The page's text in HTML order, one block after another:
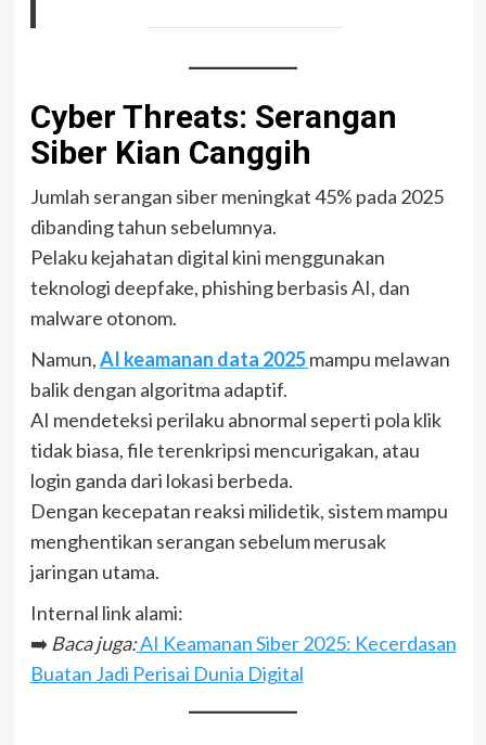
Cyber Threats: Serangan
Siber Kian Canggih
Jumlah serangan siber meningkat 45% pada 2025
dibanding tahun sebelumnya.
Pelaku kejahatan digital kini menggunakan
teknologi deepfake, phishing berbasis AI, dan
malware otonom.
Namun,AI keamanan data 2025 mampu melawan
balik dengan algoritma adaptif.
AI mendeteksi perilaku abnormal seperti pola klik
tidak biasa, file terenkripsi mencurigakan, atau
login ganda dari lokasi berbeda.
Dengan kecepatan reaksi milidetik, sistem mampu
menghentikan serangan sebelum merusak
jaringan utama.
Internal link alami:
➡️ Baca juga:AI Keamanan Siber 2025: Kecerdasan
Buatan Jadi Perisai Dunia Digital